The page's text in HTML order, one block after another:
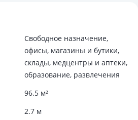
Свободное назначение,
офисы, магазины и бутики,
склады, медцентры и аптеки,
образование, развлечения
96.5 м²
2.7 м